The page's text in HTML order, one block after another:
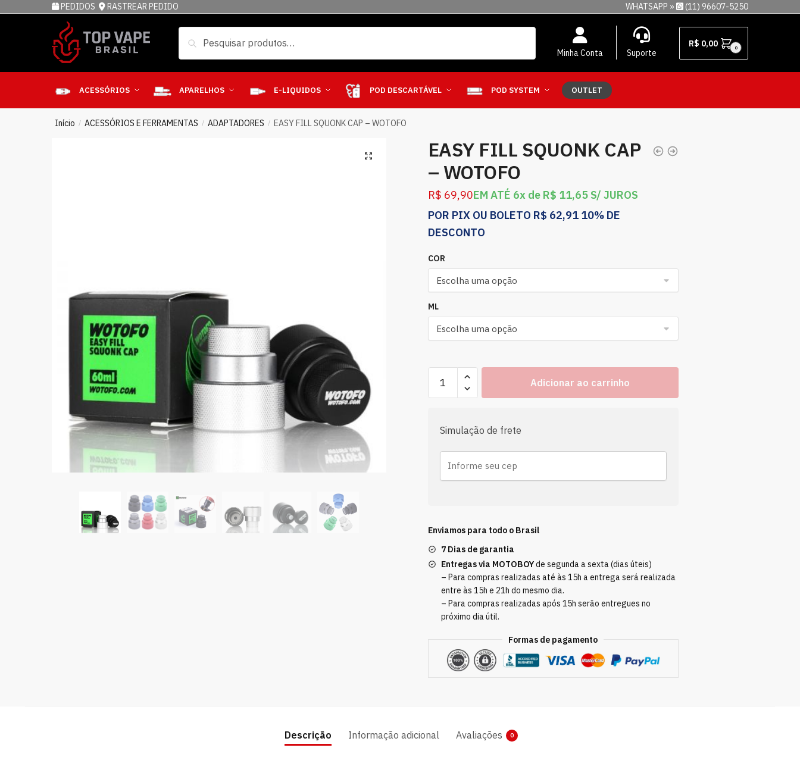
PEDIDOS RASTREAR PEDIDO WHATSAPP » (11) 96607-5250
Minha Conta Suporte
R$ 0,00 0
ACESSÓRIOS APARELHOS E-LIQUIDOS POD DESCARTÁVEL POD SYSTEM OUTLET
Início / ACESSÓRIOS E FERRAMENTAS / ADAPTADORES / EASY FILL SQUONK CAP – WOTOFO
EASY FILL SQUONK CAP
– WOTOFO
R$ 69,90EM ATÉ 6x de R$ 11,65 S/ JUROS
POR PIX OU BOLETO R$ 62,91 10% DE
DESCONTO
COR
ML
Adicionar ao carrinho
Simulação de frete
Enviamos para todo o Brasil
7 Dias de garantia
Entregas via MOTOBOYde segunda a sexta (dias úteis)
– Para compras realizadas até às 15h a entrega será realizada
entre às 15h e 21h do mesmo dia.
– Para compras realizadas após 15h serão entregues no
próximo dia útil.
Formas de pagamento
Descrição Informação adicional Avaliações 0